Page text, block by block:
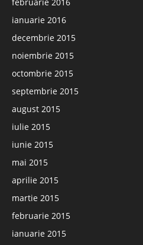
ianuarie 2016
decembrie 2015
noiembrie 2015
octombrie 2015
septembrie 2015
august 2015
iulie 2015
iunie 2015
mai 2015
aprilie 2015
martie 2015
februarie 2015
ianuarie 2015